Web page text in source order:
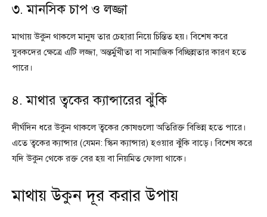
৩. মানসিক চাপ ও লজ্জা
মাথায় উকুন থাকলে মানুষ তার চেহারা নিয়ে চিন্তিত হয়। বিশেষ করে
যুবকদের ক্ষেত্রে এটি লজ্জা, অন্তর্মুখীতা বা সামাজিক বিচ্ছিন্নতার কারণ হতে
পারে।
৪. মাথার ত্বকের ক্যান্সারের ঝুঁকি
দীর্ঘদিন ধরে উকুন থাকলে ত্বকের কোষগুলো অতিরিক্ত বিভিন্ন হতে পারে।
এতে ত্বকের ক্যান্সার (যেমন: স্কিন ক্যান্সার) হওয়ার ঝুঁকি বাড়ে। বিশেষ করে
যদি উকুন থেকে রক্ত বের হয় বা নিয়মিত ফোলা থাকে।
মাথায় উকুন দূর করার উপায়